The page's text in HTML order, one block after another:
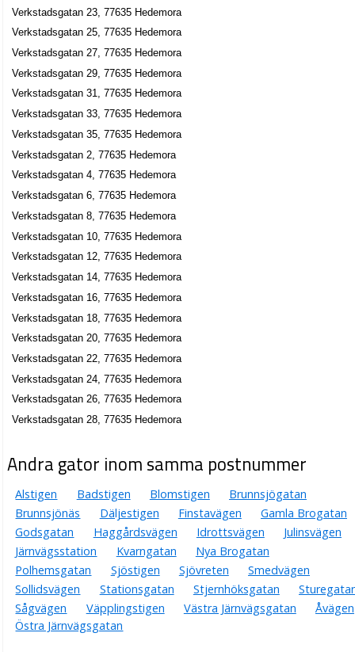
J G:s Maskinservice
Jan Ragnar Gustavsson
Verkstadsgatan 6, 77635 Hedemora
Claes Göran Nirs
Göran Nirs
0225-14301
Verkstadsgatan 23, 77635 Hedemora
Verkstadsgatan 25, 77635 Hedemora
Verkstadsgatan 27, 77635 Hedemora
Verkstadsgatan 29, 77635 Hedemora
Verkstadsgatan 31, 77635 Hedemora
Verkstadsgatan 33, 77635 Hedemora
Verkstadsgatan 35, 77635 Hedemora
Verkstadsgatan 2, 77635 Hedemora
Verkstadsgatan 4, 77635 Hedemora
Verkstadsgatan 6, 77635 Hedemora
Verkstadsgatan 8, 77635 Hedemora
Verkstadsgatan 10, 77635 Hedemora
Verkstadsgatan 12, 77635 Hedemora
Verkstadsgatan 14, 77635 Hedemora
Verkstadsgatan 16, 77635 Hedemora
Verkstadsgatan 18, 77635 Hedemora
Verkstadsgatan 20, 77635 Hedemora
Verkstadsgatan 22, 77635 Hedemora
Verkstadsgatan 24, 77635 Hedemora
Verkstadsgatan 26, 77635 Hedemora
Verkstadsgatan 28, 77635 Hedemora
Andra gator inom samma postnummer
Alstigen Badstigen Blomstigen
Brunnsjögatan
Brunnsjönäs
Däljestigen Finstavägen
Gamla Brogatan
Godsgatan
Haggårdsvägen Idrottsvägen
Julinsvägen
Järnvägsstation
Kvarngatan
Nya Brogatan
Polhemsgatan
Sjöstigen Sjövreten
Smedvägen
Sollidsvägen
Stationsgatan Stjernhöksgatan
Sågvägen
Väpplingstigen Västra Järnvägsgatan
Åvägen
Östra Järnvägsgatan